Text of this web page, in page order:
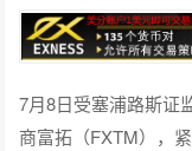
7月8日受塞浦路斯证
商富拓（FXTM），